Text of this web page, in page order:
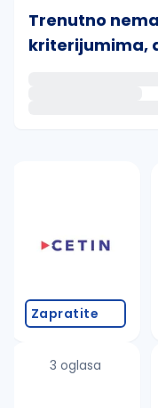
Trenutno
kriterijumima,
Takođe možete
proverite
promenite
Zapratite
3 oglasa